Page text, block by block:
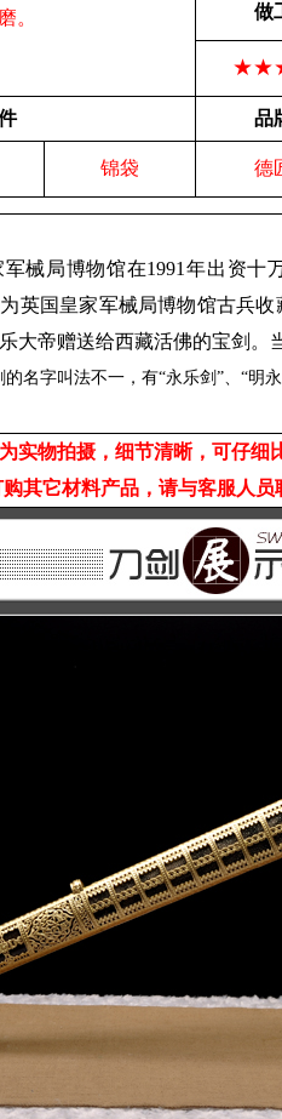
。
做
品
锦袋 德
军械局博物馆在1991 年出资十
英国皇家军械局博物馆古兵
大帝赠送给西藏活佛的宝剑。
名字叫法不一，有“永乐剑”、“明
实物拍摄，细节清晰，可仔
其它材料产品，请与客服人员